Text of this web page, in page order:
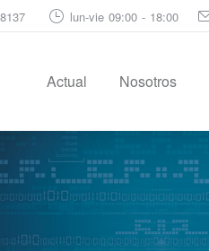
lun-vie 09:00 - 18:00
Actual Nosotros